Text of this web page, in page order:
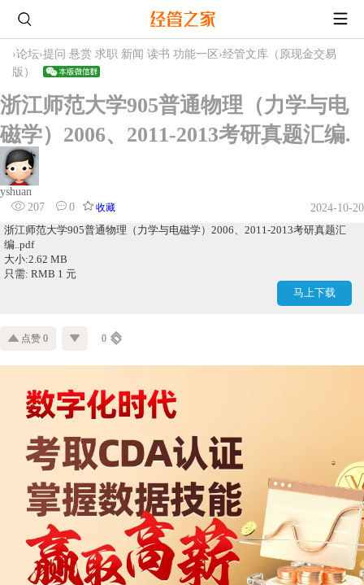
›论坛›提问 悬赏 求职 新闻 读书 功能一区 ›经管文库（原现金交易
版）
浙江师范大学905普通物理（力学与电
磁学）2006、2011-2013考研真题汇编.
yshuan
207
0 收藏
2024-10-20
浙江师范大学905普通物理（力学与电磁学）2006、2011-2013考研真题汇
编..pdf
大小:2.62 MB
只需: RMB 1 元
马上下载
点赞 0 0